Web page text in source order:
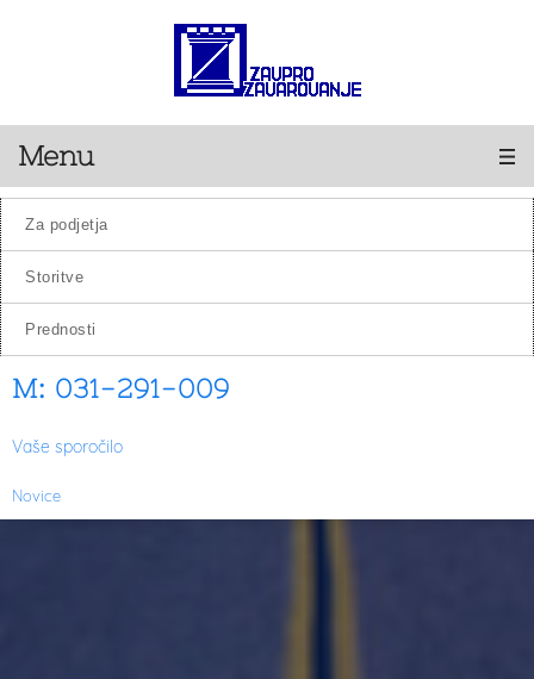
Menu
za podjetja
storitve
prednosti
M: 031-291-009
Vaše sporočilo
Novice